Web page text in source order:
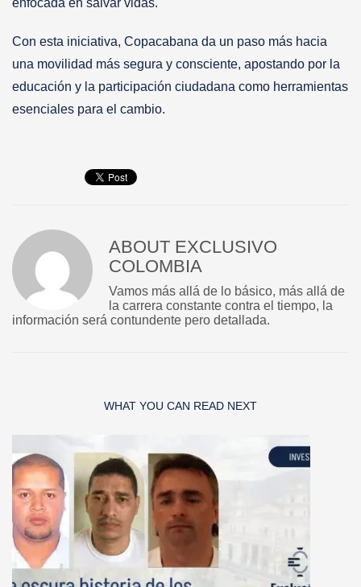
Con esta iniciativa, Copacabana da un paso más hacia
una movilidad más segura y consciente, apostando por la
educación y la participación ciudadana como herramientas
esenciales para el cambio.
ABOUT EXCLUSIVO
COLOMBIA
Vamos más allá de lo básico, más allá de
la carrera constante contra el tiempo, la
información será contundente pero detallada.
WHAT YOU CAN READ NEXT